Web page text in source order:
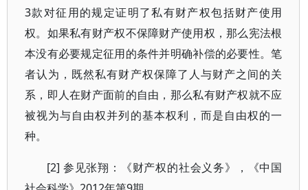
3款对征用的规定证明了私有财产权包括财产使用
权。如果私有财产权不保障财产使用权，那么宪法根
本没有必要规定征用的条件并明确补偿的必要性。笔
者认为，既然私有财产权保障了人与财产之间的关
系，即人在财产面前的自由，那么私有财产权就不应
被视为与自由权并列的基本权利，而是自由权的一
种。
[2] 参见张翔：《财产权的社会义务》，《中国